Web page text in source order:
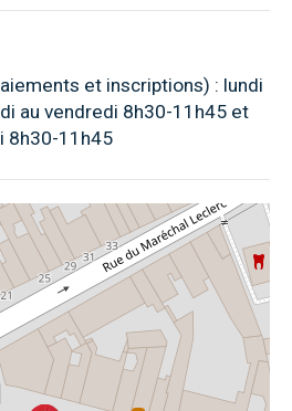
et inscriptions) : lundi
au vendredi 8h30-11h45 et
8h30-11h45